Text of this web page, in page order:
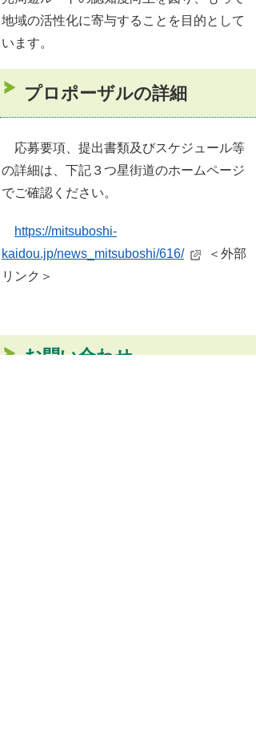
地域の活性化に寄与することを目的として
います。
プロポーザルの詳細
応募要項、提出書類及びスケジュール等
の詳細は、下記３つ星街道のホームページ
でご確認ください。
https://mitsuboshi-
kaidou.jp/news_mitsuboshi/616/
＜外部
リンク＞
お問い合わせ